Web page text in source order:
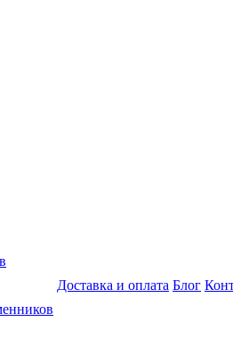
Доставка и оплата Блог